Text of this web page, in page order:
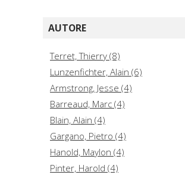
AUTORE
Terret, Thierry (8)
Lunzenfichter, Alain (6)
Armstrong, Jesse (4)
Barreaud, Marc (4)
Blain, Alain (4)
Gargano, Pietro (4)
Hanold, Maylon (4)
Pinter, Harold (4)